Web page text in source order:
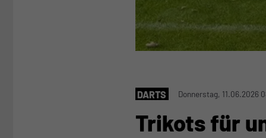
DARTS Donnerstag, 11.06.2026
Trikots für